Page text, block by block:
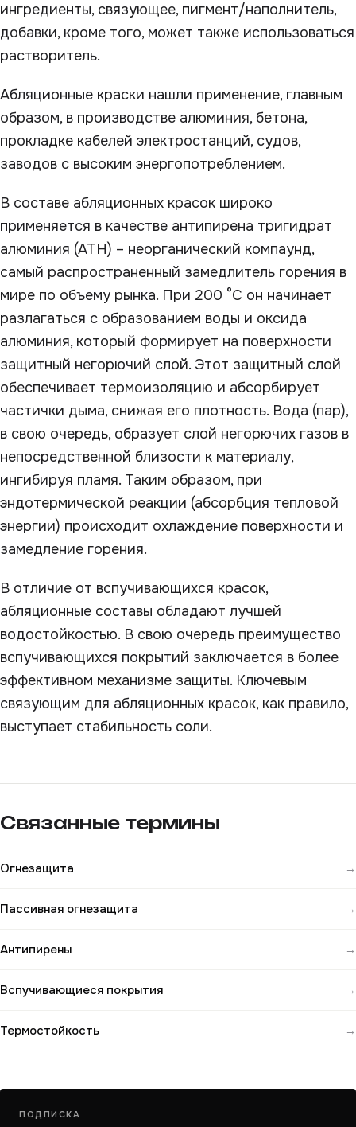
ингредиенты, связующее, пигмент/наполнитель,
добавки, кроме того, может также использоваться
растворитель.
Абляционные краски нашли применение, главным
образом, в производстве алюминия, бетона,
прокладке кабелей электростанций, судов,
заводов с высоким энергопотреблением.
В составе абляционных красок широко
применяется в качестве антипирена тригидрат
алюминия (АТН) – неорганический компаунд,
самый распространенный замедлитель горения в
мире по объему рынка. При 200 °C он начинает
разлагаться с образованием воды и оксида
алюминия, который формирует на поверхности
защитный негорючий слой. Этот защитный слой
обеспечивает термоизоляцию и абсорбирует
частички дыма, снижая его плотность. Вода (пар),
в свою очередь, образует слой негорючих газов в
непосредственной близости к материалу,
ингибируя пламя. Таким образом, при
эндотермической реакции (абсорбция тепловой
энергии) происходит охлаждение поверхности и
замедление горения.
В отличие от вспучивающихся красок,
абляционные составы обладают лучшей
водостойкостью. В свою очередь преимущество
вспучивающихся покрытий заключается в более
эффективном механизме защиты. Ключевым
связующим для абляционных красок, как правило,
выступает стабильность соли.
Связанные термины
Огнезащита →
Пассивная огнезащита →
Антипирены →
Вспучивающиеся покрытия →
Термостойкость →
ПОДПИСКА